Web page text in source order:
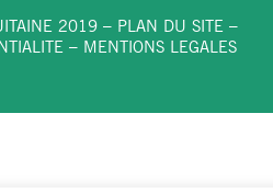
2019 – PLAN DU SITE–
– MENTIONS LEGALES